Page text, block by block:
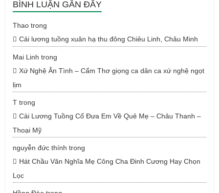
BÌNH LUẬN GẦN ĐÂY
Thao trong
Cải lương tuồng xuân hạ thu đông Chiêu Linh, Châu Minh
Mai Linh trong
Xứ Nghệ Ân Tình – Cẩm Thơ giọng ca dân ca xứ nghệ ngọt
lịm
T trong
Cải Lương Tuồng Cổ Đưa Em Về Quê Mẹ – Châu Thanh –
Thoại Mỹ
nguyễn đức thính trong
Hát Chầu Văn Nghĩa Mẹ Công Cha Đinh Cương Hay Chọn
Lọc